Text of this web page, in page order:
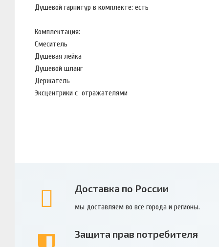
Душевой гарнитур в комплекте: есть
Комплектация:
Смеситель
Душевая лейка
Душевой шланг
Держатель
Эксцентрики с отражателями
Доставка по России
мы доставляем во все города и регионы.
Защита прав потребителя